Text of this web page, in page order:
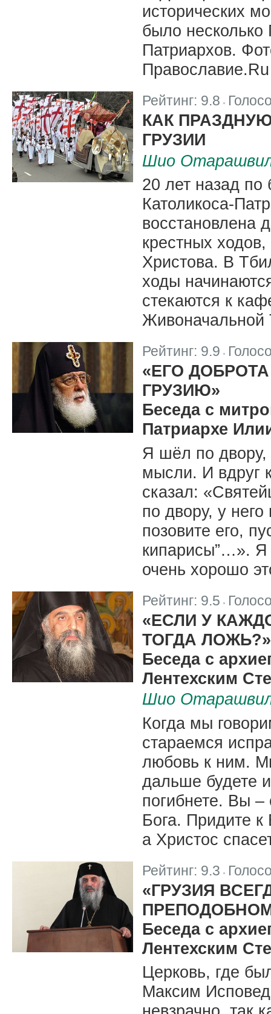
исторических
было несколько
Патриархов.
Православие.Ru
Рейтинг: 9.8
КАК
ГРУЗИИ
Шио
20 лет назад по
Католикоса-
восстановлена
крестных
Христова. В
ходы
стекаются к
Живоначальной
Рейтинг: 9.9
«ЕГО
ГРУЗИЮ»
Беседа с
Патриархе
Я шёл по двору,
мысли. И вдруг
сказал:
по двору, у
позовите его,
кипарисы”…». Я
очень хорошо
Рейтинг: 9.5 |
«ЕСЛИ У
ТОГДА ЛОЖЬ?»
Беседа с
Лентехским
Шио
Когда мы
стараемся
любовь к ним.
дальше будете
погибнете. Вы
Бога. Придите к
а Христос
Рейтинг: 9.3 |
«ГРУЗИЯ
Беседа с
Лентехским
Церковь, где
Максим